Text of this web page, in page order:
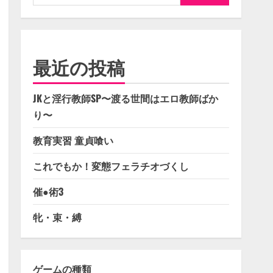
索:
最近の投稿
JKと淫行教師SP〜渡る世間はエロ教師ばか
り〜
教育実習 童貞喰い
これでもか！変態フェラチオづくし
催●術3
牝・束・縛
ゲームの種類